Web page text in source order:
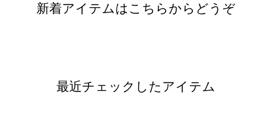
新着アイテムはこちらからどうぞ
最近チェックしたアイテム